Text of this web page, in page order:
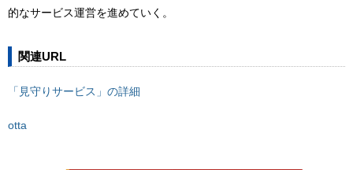
的なサービス運営を進めていく。
関連URL
「見守りサービス」の詳細
otta